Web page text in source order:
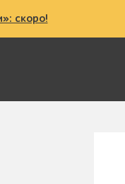
скоро!